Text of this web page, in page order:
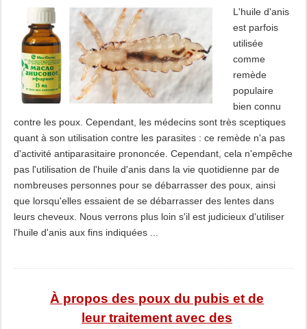
L'huile d'anis
est parfois
utilisée
comme
remède
populaire
bien connu
contre les poux. Cependant, les médecins sont très sceptiques
quant à son utilisation contre les parasites : ce remède n'a pas
d'activité antiparasitaire prononcée. Cependant, cela n'empêche
pas l'utilisation de l'huile d'anis dans la vie quotidienne par de
nombreuses personnes pour se débarrasser des poux, ainsi
que lorsqu'elles essaient de se débarrasser des lentes dans
leurs cheveux. Nous verrons plus loin s'il est judicieux d'utiliser
l'huile d'anis aux fins indiquées ...
À propos des poux du pubis et de
leur traitement avec des